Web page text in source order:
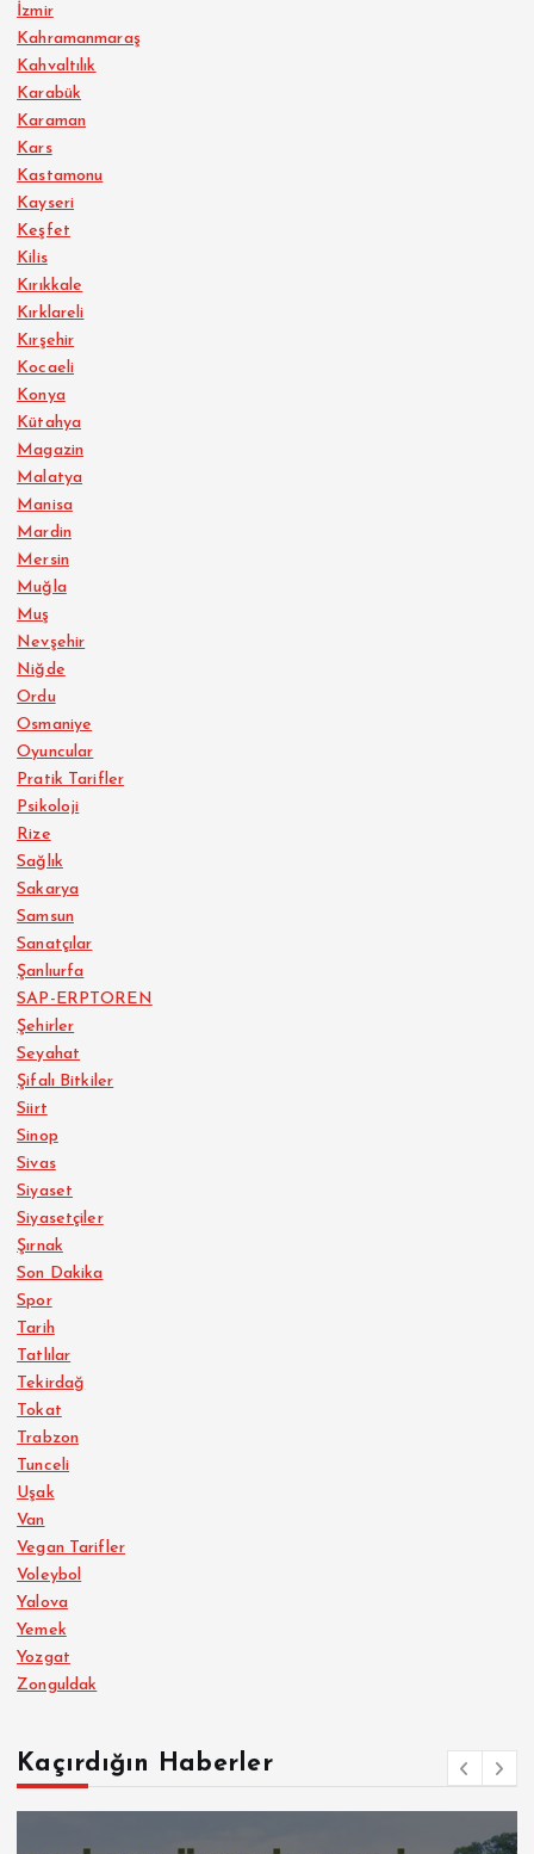
İzmir
Kahramanmaraş
Kahvaltılık
Karabük
Karaman
Kars
Kastamonu
Kayseri
Keşfet
Kilis
Kırıkkale
Kırklareli
Kırşehir
Kocaeli
Konya
Kütahya
Magazin
Malatya
Manisa
Mardin
Mersin
Muğla
Muş
Nevşehir
Niğde
Ordu
Osmaniye
Oyuncular
Pratik Tarifler
Psikoloji
Rize
Sağlık
Sakarya
Samsun
Sanatçılar
Şanlıurfa
SAP-ERPTOREN
Şehirler
Seyahat
Şifalı Bitkiler
Siirt
Sinop
Sivas
Siyaset
Siyasetçiler
Şırnak
Son Dakika
Spor
Tarih
Tatlılar
Tekirdağ
Tokat
Trabzon
Tunceli
Uşak
Van
Vegan Tarifler
Voleybol
Yalova
Yemek
Yozgat
Zonguldak
Kaçırdığın Haberler